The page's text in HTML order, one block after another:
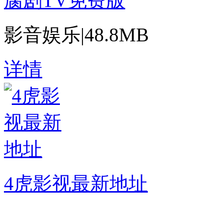
影音娱乐|48.8MB
详情
4虎影视最新地址